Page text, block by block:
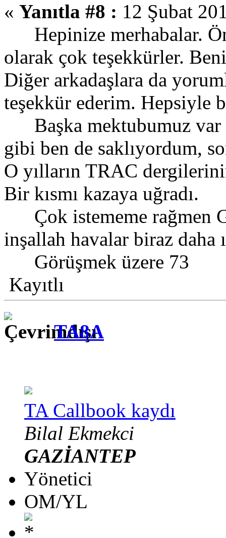
« Yanıtla #8 : 12 Şubat
Hepinize merhabalar.
olarak çok teşekkürler.
Diğer arkadaşlara da
teşekkür ederim. Hepsiyle
Başka mektubumuz var
gibi ben de saklıyordum,
O yılların TRAC
Bir kısmı kazaya uğradı.
Çok istememe rağmen
inşallah havalar biraz daha
Görüşmek üzere 73
Kayıtlı
TA8A
TA Callbook kaydı
Bilal Ekmekci
GAZİANTEP
Yönetici
OM/YL